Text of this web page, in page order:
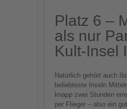
Platz 6 –
als nur
Kult-Insel
Natürlich gehört auch
beliebteste Inseln
knapp zwei Stunden
per Flieger – also ein